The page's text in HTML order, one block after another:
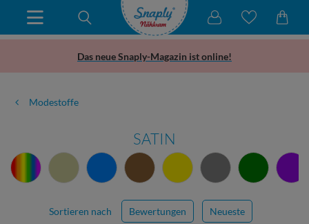
Das neue Snaply-Magazin ist online!
Modestoffe
SATIN
Sortieren nach Bewertungen Neueste